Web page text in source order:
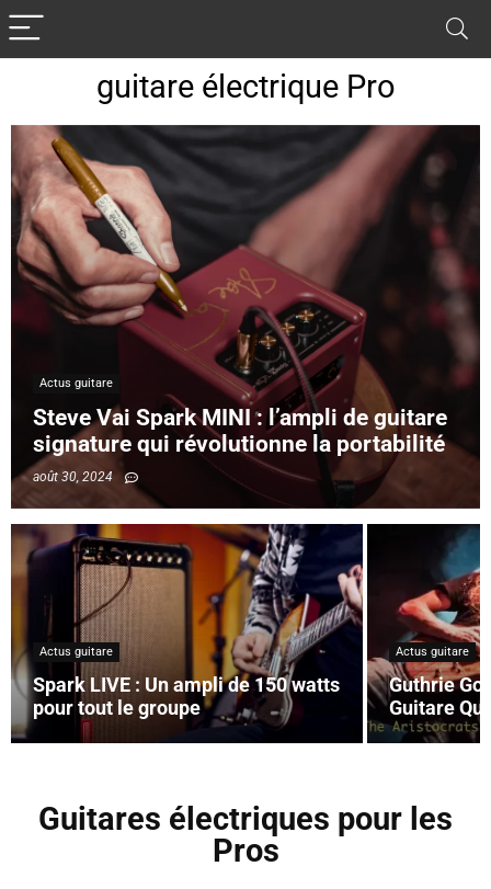
guitare électrique Pro
Actus guitare
Steve Vai Spark MINI : l’ampli de guitare
signature qui révolutionne la portabilité
août 30, 2024
Actus guitare
Spark LIVE : Un ampli de 150 watts
pour tout le groupe
Actus guitare
Guthrie
Guitare
Guitares électriques pour les
Pros